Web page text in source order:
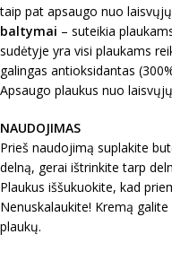
taip pat apsaugo nuo
baltymai – suteikia
sudėtyje yra visi plaukams
galingas antioksidantas
Apsaugo plaukus nuo
NAUDOJIMAS
Prieš naudojimą suplakite
delną, gerai ištrinkite tarp
Plaukus iššukuokite, kad
Nenuskalaukite! Kremą
plaukų.